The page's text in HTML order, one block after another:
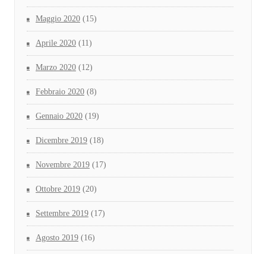
Maggio 2020 (15)
Aprile 2020 (11)
Marzo 2020 (12)
Febbraio 2020 (8)
Gennaio 2020 (19)
Dicembre 2019 (18)
Novembre 2019 (17)
Ottobre 2019 (20)
Settembre 2019 (17)
Agosto 2019 (16)